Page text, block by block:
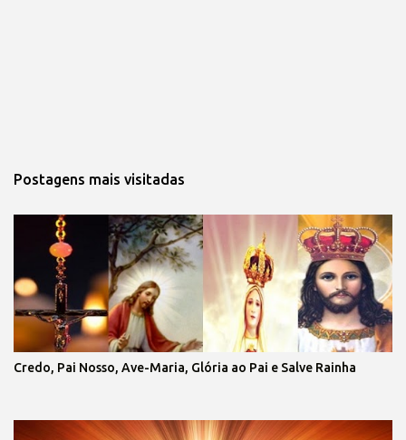
Postagens mais visitadas
Credo, Pai Nosso, Ave-Maria, Glória ao Pai e Salve Rainha